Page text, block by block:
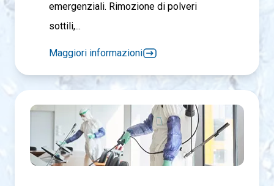
emergenziali. Rimozione di polveri
sottili,...
Maggiori informazioni